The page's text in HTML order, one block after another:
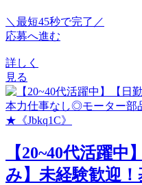
＼最短45秒で完了／
応募へ進む
詳しく
見る
【20~40代活躍
み】未経験歓迎